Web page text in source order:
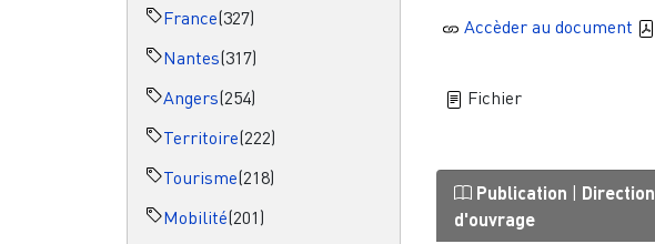
France(327)
Nantes(317)
Angers(254)
Territoire(222)
Tourisme(218)
Mobilité(201)
Accèder au document
Fichier
Publication | Direction
d'ouvrage